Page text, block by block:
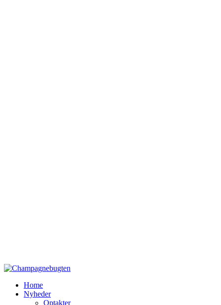
Home
Nyheder
Optakter